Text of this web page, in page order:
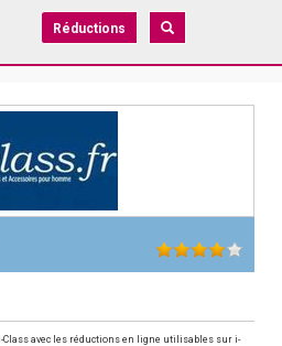
Réductions
Class avec les réductions en ligne utilisables sur i-